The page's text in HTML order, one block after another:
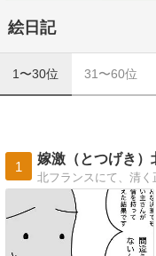
絵日記
1〜30位 31〜60位
1
嫁激（とつげき）